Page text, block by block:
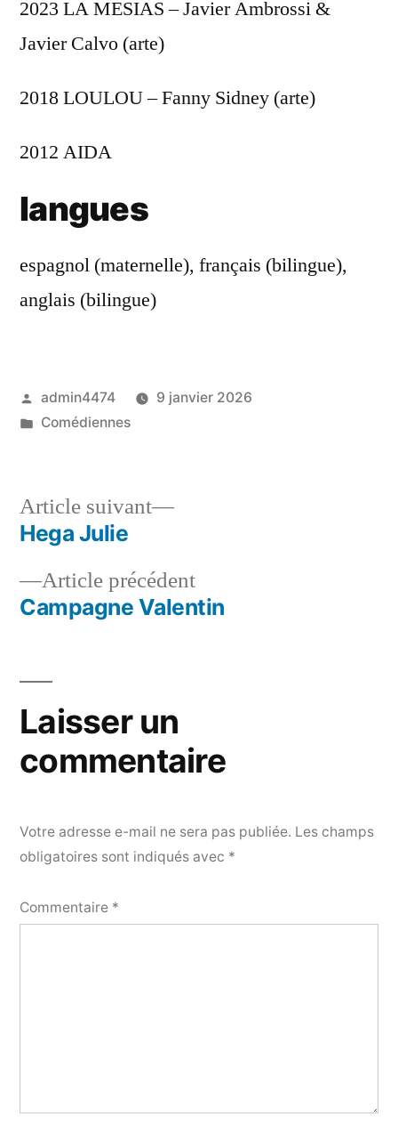
2023 LA MESIAS – Javier Ambrossi &
Javier Calvo (arte)
2018 LOULOU – Fanny Sidney (arte)
2012 AIDA
langues
espagnol (maternelle), français (bilingue),
anglais (bilingue)
Publié
par
admin4474
9 janvier 2026
Publié
Comédiennes
Navigation
de
l’article
Article précédentArticle
précédent :
Campagne Valentin
Article suivant
Article
Hega Julie
Laisser un
commentaire
Votre adresse e-mail ne sera pas publiée. Les champs
obligatoires sont indiqués avec *
Commentaire *